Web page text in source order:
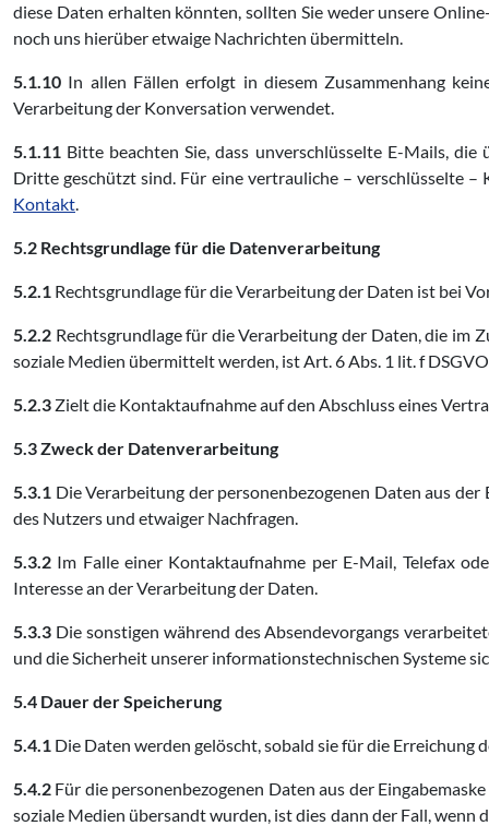
diese Daten erhalten könnten, sollten Sie weder unsere
noch uns hierüber etwaige Nachrichten übermitteln.
5.1.10 In allen Fällen erfolgt in diesem Zusammenhang
Verarbeitung der Konversation verwendet.
5.1.11 Bitte beachten Sie, dass unverschlüsselte E-Mails,
Dritte geschützt sind. Für eine vertrauliche – verschlüsselte
Kontakt.
5.2 Rechtsgrundlage für die Datenverarbeitung
5.2.1 Rechtsgrundlage für die Verarbeitung der Daten ist bei
5.2.2 Rechtsgrundlage für die Verarbeitung der Daten, die im
soziale Medien übermittelt werden, ist Art. 6 Abs. 1 lit. f
5.2.3 Zielt die Kontaktaufnahme auf den Abschluss eines
5.3 Zweck der Datenverarbeitung
5.3.1 Die Verarbeitung der personenbezogenen Daten aus
des Nutzers und etwaiger Nachfragen.
5.3.2 Im Falle einer Kontaktaufnahme per E-Mail, Telefax
Interesse an der Verarbeitung der Daten.
5.3.3 Die sonstigen während des Absendevorgangs
und die Sicherheit unserer informationstechnischen Systeme
5.4 Dauer der Speicherung
5.4.1 Die Daten werden gelöscht, sobald sie für die
5.4.2 Für die personenbezogenen Daten aus der
soziale Medien übersandt wurden, ist dies dann der Fall,